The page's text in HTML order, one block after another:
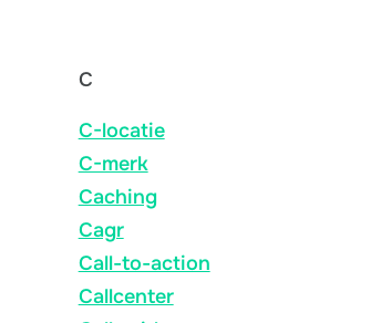
C
C-locatie
C-merk
Caching
Cagr
Call-to-action
Callcenter